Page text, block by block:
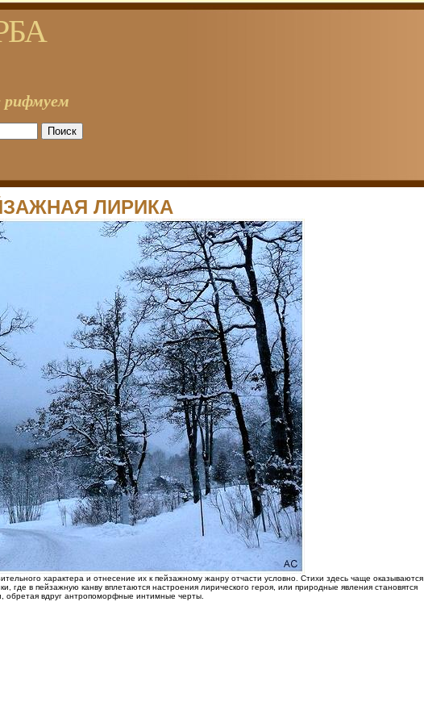
рифмуем
ЛИРИКА
характера и отнесение их к пейзажному жанру отчасти условно. Стихи здесь чаще
где в пейзажную канву вплетаются настроения лирического героя, или природные явления становятся
обретая вдруг антропоморфные интимные черты.